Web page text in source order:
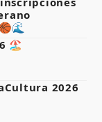
🏖️
2026